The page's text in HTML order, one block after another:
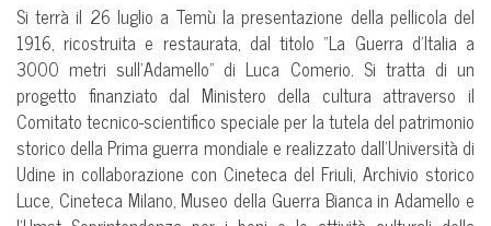
Si terrà il 26 luglio a Temù la presentazione della pellicola del
1916, ricostruita e restaurata, dal titolo “La Guerra d’Italia a
3000 metri sull’Adamello” di Luca Comerio. Si tratta di un
progetto finanziato dal Ministero della cultura attraverso il
Comitato tecnico-scientifico speciale per la tutela del patrimonio
storico della Prima guerra mondiale e realizzato dall’Università di
Udine in collaborazione con Cineteca del Friuli, Archivio storico
Luce, Cineteca Milano, Museo della Guerra Bianca in Adamello e